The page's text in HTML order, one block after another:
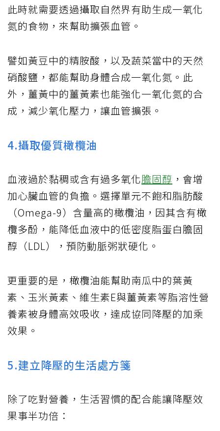
此時就需要透過攝取自然界有助生成一氧化
氮的食物，來幫助擴張血管。
譬如黃豆中的精胺酸，以及蔬菜當中的天然
硝酸鹽，都能幫助身體合成一氧化氮。此
外，薑黃中的薑黃素也能強化一氧化氮的合
成，減少氧化壓力，讓血管擴張。
4.攝取優質橄欖油
血液過於黏稠或含有過多氧化膽固醇 ，會增
加心臟血管的負擔。選擇單元不飽和脂肪酸
（Omega-9）含量高的橄欖油，因其含有橄
欖多酚，能降低血液中的低密度脂蛋白膽固
醇（LDL），預防動脈粥狀硬化。
更重要的是，橄欖油能幫助南瓜中的葉黃
素、玉米黃素、維生素E與薑黃素等脂溶性營
養素被身體高效吸收，達成協同降壓的加乘
效果。
5.建立降壓的生活處方箋
除了吃對營養，生活習慣的配合能讓降壓效
果事半功倍：